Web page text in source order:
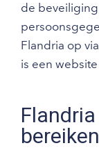
de
Flandria op
is een